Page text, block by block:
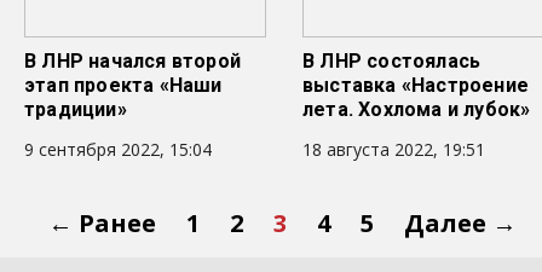
В ЛНР начался второй
этап проекта «Наши
традиции»
9 сентября 2022, 15:04
В ЛНР состоялась
выставка «Настроение
лета. Хохлома и лубок»
18 августа 2022, 19:51
← Ранее 1 2 3 4 5 Далее →